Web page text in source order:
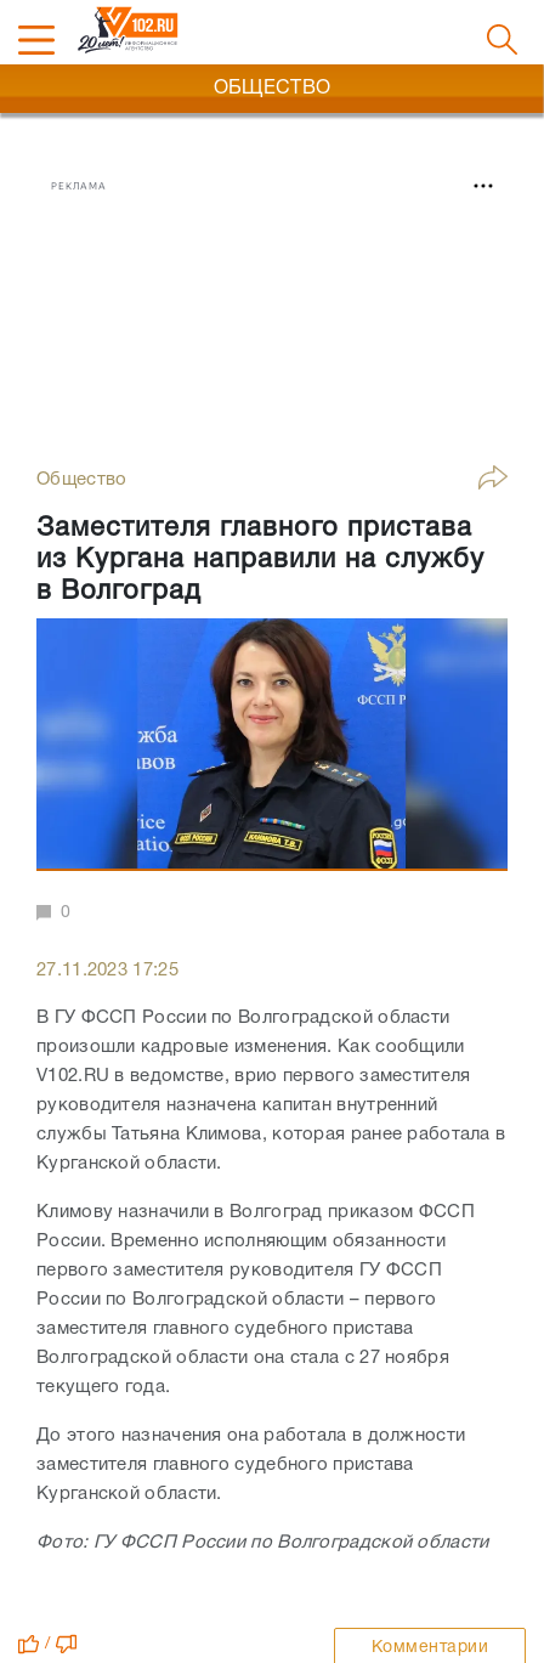
ОБЩЕСТВО
РЕКЛАМА
Общество
Заместителя главного пристава
из Кургана направили на службу
в Волгоград
0
27.11.2023 17:25
В ГУ ФССП России по Волгоградской области
произошли кадровые изменения. Как сообщили
V102.RU в ведомстве, врио первого заместителя
руководителя назначена капитан внутренний
службы Татьяна Климова, которая ранее работала в
Курганской области.
Климову назначили в Волгоград приказом ФССП
России. Временно исполняющим обязанности
первого заместителя руководителя ГУ ФССП
России по Волгоградской области – первого
заместителя главного судебного пристава
Волгоградской области она стала с 27 ноября
текущего года.
До этого назначения она работала в должности
заместителя главного судебного пристава
Курганской области.
Фото: ГУ ФССП России по Волгоградской области
/ Комментарии